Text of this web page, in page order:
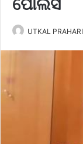
UTKAL PRAHARI